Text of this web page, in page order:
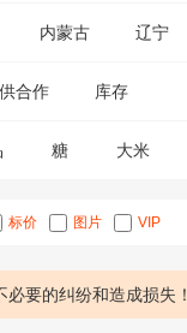
内蒙古 辽宁
合作 库存
糖 大米
标价 图片 VIP
要的纠纷和造成损失！